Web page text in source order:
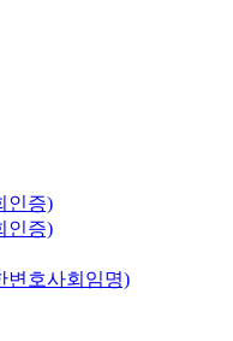
인증)
인증)
변호사회임명)